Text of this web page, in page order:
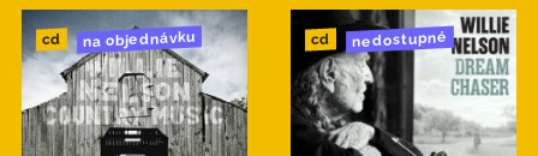
cd na objednávku cd nedostupné